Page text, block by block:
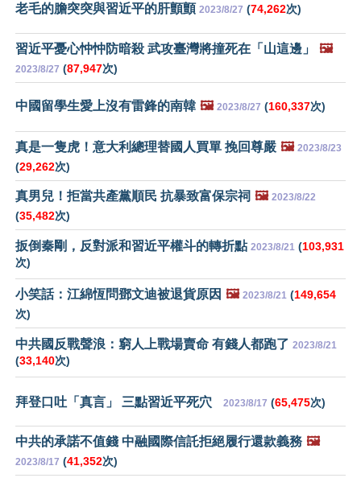
老毛的膽突突與習近平的肝顫顫 2023/8/27 (74,262次)
習近平憂心忡忡防暗殺 武攻臺灣將撞死在「山這邊」 🖼️
2023/8/27 (87,947次)
中國留學生愛上沒有雷鋒的南韓 🖼️ 2023/8/27 (160,337次)
真是一隻虎！意大利總理替國人買單 挽回尊嚴 🖼️ 2023/8/23
(29,262次)
真男兒！拒當共產黨順民 抗暴致富保宗祠 🖼️ 2023/8/22
(35,482次)
扳倒秦剛，反對派和習近平權斗的轉折點 2023/8/21 (103,931
次)
小笑話：江綿恆問鄧文迪被退貨原因 🖼️ 2023/8/21 (149,654
次)
中共國反戰聲浪：窮人上戰場賣命 有錢人都跑了 2023/8/21
(33,140次)
拜登口吐「真言」 三點習近平死穴 2023/8/17 (65,475次)
中共的承諾不值錢 中融國際信託拒絕履行還款義務 🖼️
2023/8/17 (41,352次)